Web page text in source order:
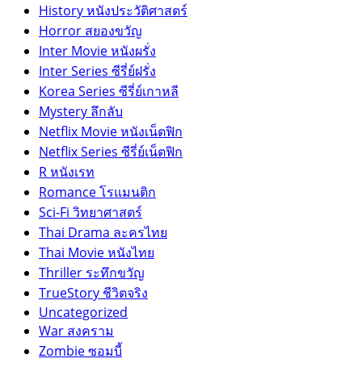
History หนังประวัติศาสตร์
Horror สยองขวัญ
Inter Movie หนังผรั่ง
Inter Series ซีรี่ย์ฝรั่ง
Korea Series ซีรี่ย์เกาหลี
Mystery ลึกลับ
Netflix Movie หนังเน็ตฟิก
Netflix Series ซีรี่ย์เน็ตฟิก
R หนังเรท
Romance โรแมนติก
Sci-Fi วิทยาศาสตร์
Thai Drama ละครไทย
Thai Movie หนังไทย
Thriller ระทึกขวัญ
TrueStory ชีวิตจริง
Uncategorized
War สงคราม
Zombie ซอมบี้